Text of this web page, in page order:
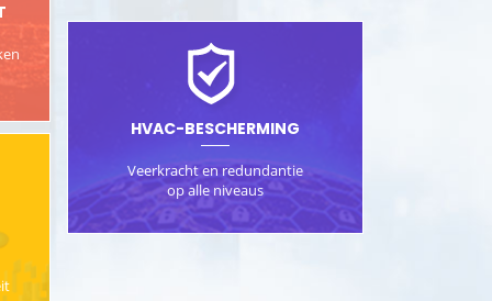
HVAC-BESCHERMING
Veerkracht en redundantie
op alle niveaus